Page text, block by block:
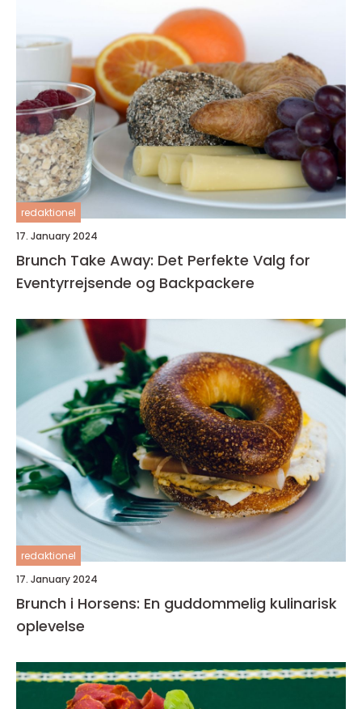
redaktionel
17. January 2024
Brunch Take Away: Det Perfekte Valg for
Eventyrrejsende og Backpackere
redaktionel
17. January 2024
Brunch i Horsens: En guddommelig kulinarisk
oplevelse